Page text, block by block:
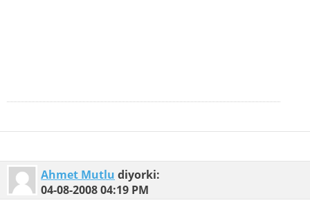
Ahmet Mutlu diyorki:
04-08-200804:19 PM